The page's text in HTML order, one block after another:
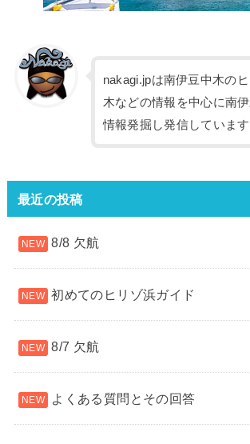
nakagi.jpは南伊豆中木の
木などの情報を中心に南
情報発掘し発信しています
最近の投稿
8/8 欠航
初めてのヒリゾ浜ガイド
8/7 欠航
よくある質問とその回答